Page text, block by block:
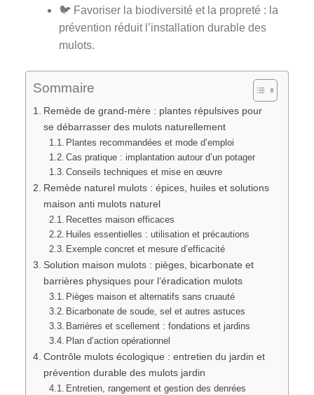
🐦 Favoriser la biodiversité et la propreté : la
prévention réduit l’installation durable des
mulots.
Sommaire
Remède de grand-mère : plantes répulsives pour
se débarrasser des mulots naturellement
Plantes recommandées et mode d’emploi
Cas pratique : implantation autour d’un potager
Conseils techniques et mise en œuvre
Remède naturel mulots : épices, huiles et solutions
maison anti mulots naturel
Recettes maison efficaces
Huiles essentielles : utilisation et précautions
Exemple concret et mesure d’efficacité
Solution maison mulots : pièges, bicarbonate et
barrières physiques pour l’éradication mulots
Pièges maison et alternatifs sans cruauté
Bicarbonate de soude, sel et autres astuces
Barrières et scellement : fondations et jardins
Plan d’action opérationnel
Contrôle mulots écologique : entretien du jardin et
prévention durable des mulots jardin
Entretien, rangement et gestion des denrées